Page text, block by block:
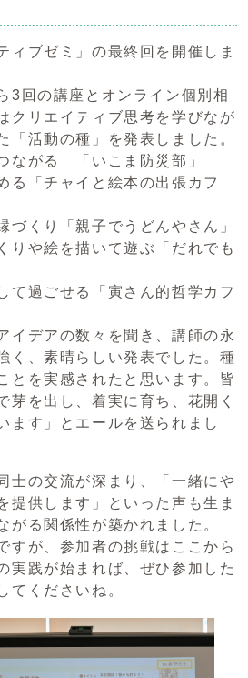
ィブゼミ」の最終回を開催しま
3回の講座とオンライン個別相
クリエイティブ思考を学びなが
「活動の種」を発表しました。
ながる 「いこま防災部」
る「チャイと絵本の出張カフ
づくり「親子でうどんやさん」
りや絵を描いて遊ぶ「だれでも
て過ごせる「寅さん的哲学カフ
イデアの数々を聞き、講師の永
く、素晴らしい発表でした。種
とを実感されたと思います。皆
芽を出し、着実に育ち、花開く
ます」とエールを送られまし
士の交流が深まり、「一緒にや
提供します」といった声も生ま
がる関係性が築かれました。
すが、参加者の挑戦はここから
実践が始まれば、ぜひ参加した
てくださいね。